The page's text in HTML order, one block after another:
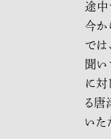
途中
今か
では
聞い
に対
る唐
いた